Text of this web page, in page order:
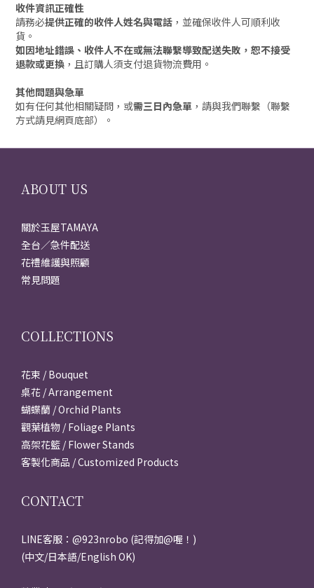
收件資訊正確性
請務必提供正確的收件人姓名與電話 ，並確保收件人可順利收
貨。
如因地址錯誤、收件人不在或無法聯繫導致配送失敗，恕不接受
退款或更換 ，且訂購人須支付退貨物流費用。
其他問題與急單
如有任何其他相關疑問，或需三日內急單 ，請與我們聯繫（聯繫
方式請見網頁底部）。
ABOUT US
關於玉屋TAMAYA
全台／急件配送
花禮維護與照顧
常見問題
COLLECTIONS
花束 / Bouquet
桌花 / Arrangement
蝴蝶蘭 / Orchid Plants
觀葉植物 / Foliage Plants
高架花籃 / Flower Stands
客製化商品 / Customized Products
CONTACT
LINE客服：@923nrobo (記得加@喔！)
(中文/日本語/English OK)